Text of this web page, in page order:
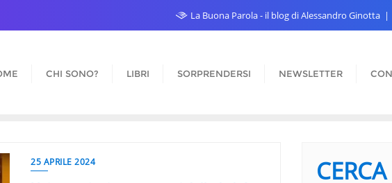
La Buona Parola - il blog di Alessandro Ginotta
CHI SONO? LIBRI SORPRENDERSI NEWSLETTER
25 APRILE 2024 CERCA